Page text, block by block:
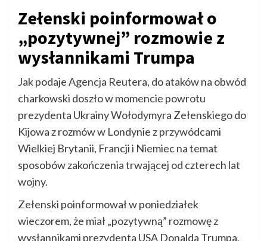
Zełenski poinformował o
„pozytywnej” rozmowie z
wysłannikami Trumpa
Jak podaje Agencja Reutera, do ataków na obwód
charkowski doszło w momencie powrotu
prezydenta Ukrainy Wołodymyra Zełenskiego do
Kijowa z rozmów w Londynie z przywódcami
Wielkiej Brytanii, Francji i Niemiec na temat
sposobów zakończenia trwającej od czterech lat
wojny.
Zełenski poinformował w poniedziałek
wieczorem, że miał „pozytywną” rozmowę z
wysłannikami prezydenta USA Donalda Trumpa,